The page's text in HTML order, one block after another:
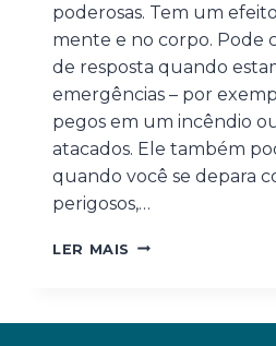
poderosas. Tem um
mente e no corpo. Pode
de resposta quando
emergências – por
pegos em um incêndio
atacados. Ele também
quando você se depara
perigosos,…
LER MAIS